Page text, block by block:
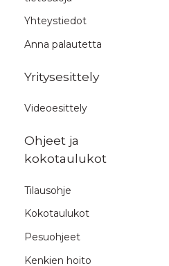
Yhteystiedot
Anna palautetta
Yritysesittely
Videoesittely
Ohjeet ja
kokotaulukot
Tilausohje
Kokotaulukot
Pesuohjeet
Kenkien hoito